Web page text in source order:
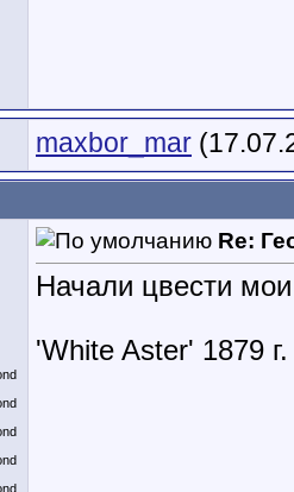
maxbor_mar
Re:
Начали цвести
'White Aster' 1879 г.